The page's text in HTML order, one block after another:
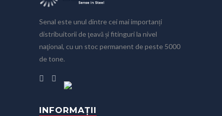
Senal este unul dintre cei mai importanți
distribuitorii de ţeavă și fitinguri la nivel
naţional, cu un stoc permanent de peste 5000
de tone.
INFORMAȚII